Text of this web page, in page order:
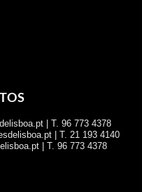
| T. 96 773 4378
| T. 21 193 4140
| T. 96 773 4378